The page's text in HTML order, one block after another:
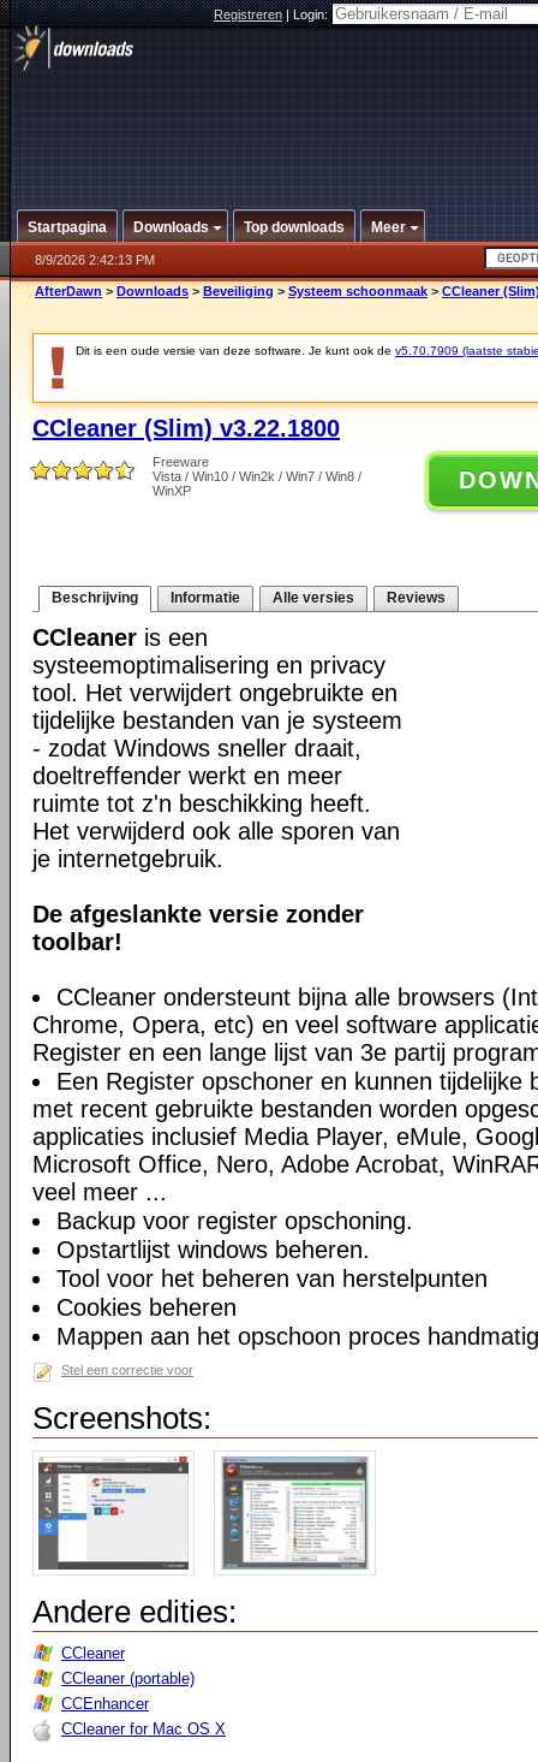
Registreren|Login:
Startpagina Downloads Top downloads Meer
8/9/2026 2:42:13 PM
AfterDawn > Downloads > Beveiliging > Systeem schoonmaak > CCleaner
Dit is een oude versie van deze software. Je kunt ook de v5.70.7909 (laatste
CCleaner (Slim) v3.22.1800
Freeware
Vista / Win10 / Win2k / Win7 / Win8 /
WinXP
Beschrijving Informatie Alle versies Reviews
CCleaner is een
systeemoptimalisering en privacy
tool. Het verwijdert ongebruikte en
tijdelijke bestanden van je systeem
- zodat Windows sneller draait,
doeltreffender werkt en meer
ruimte tot z'n beschikking heeft.
Het verwijderd ook alle sporen van
je internetgebruik.
De afgeslankte versie zonder
toolbar!
CCleaner ondersteunt bijna alle browsers
Chrome, Opera, etc) en veel software
Register en een lange lijst van 3e partij
Een Register opschoner en kunnen tijdelijke
met recent gebruikte bestanden worden
applicaties inclusief Media Player, eMule,
Microsoft Office, Nero, Adobe Acrobat,
veel meer ...
Backup voor register opschoning.
Opstartlijst windows beheren.
Tool voor het beheren van herstelpunten
Cookies beheren
Mappen aan het opschoon proces
Stel een correctie voor
Screenshots:
Andere edities:
CCleaner
CCleaner (portable)
CCEnhancer
CCleaner for Mac OS X